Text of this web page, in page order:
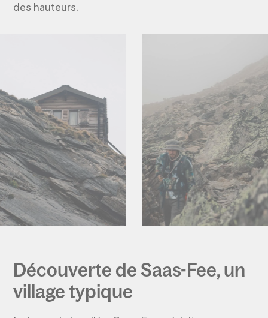
des hauteurs.
Découverte de Saas-Fee, un
village typique